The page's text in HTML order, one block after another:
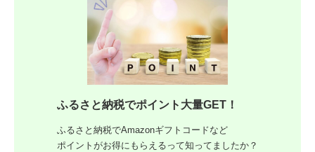
ふるさと納税でポイント大量GET！
ふるさと納税でAmazonギフトコードなど
ポイントがお得にもらえるって知ってましたか？